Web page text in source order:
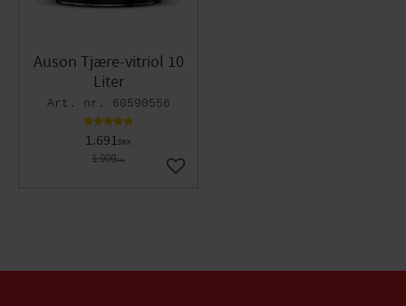
Auson Tjære-vitriol 10
Liter
60590556
1.691DKK
1.900DKK
Gem som favorit